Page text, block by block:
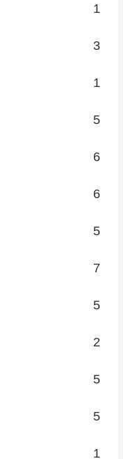
1
3
1
5
6
6
5
7
5
2
5
5
1